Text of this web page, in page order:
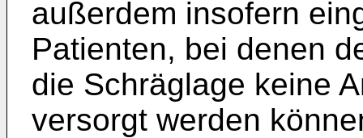
außerdem insofern
Patienten, bei denen
die Schräglage keine
versorgt werden